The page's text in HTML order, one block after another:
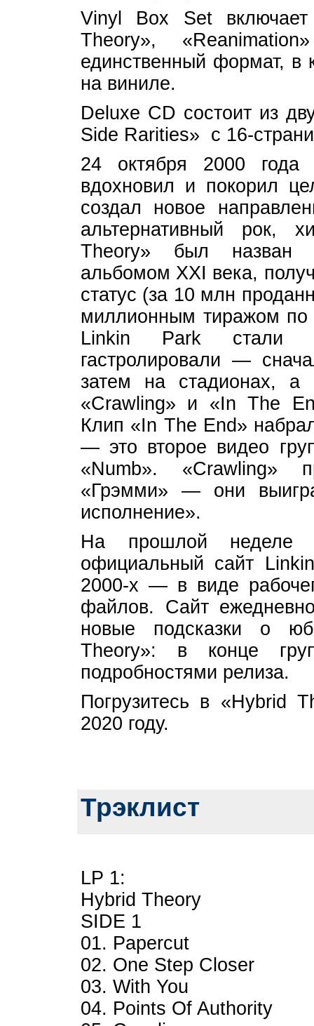
Vinyl Box Set
Theory»,
единственный формат, в
на виниле.
Deluxe CD состоит из
Side Rarities» с 16-
24 октября 2000
вдохновил и покорил
создал новое
альтернативный рок,
Theory» был назван
альбомом XXI века,
статус (за 10 млн
миллионным тиражом
Linkin Park стали
гастролировали —
затем на стадионах,
«Crawling» и «In The
Клип «In The End»
— это второе видео
«Numb». «Crawling»
«Грэмми» — они
исполнение».
На прошлой неделе
официальный сайт
2000-х — в виде
файлов. Сайт
новые подсказки о
Theory»: в конце
подробностями релиза.
Погрузитесь в «Hybrid
2020 году.
Трэклист
LP 1:
Hybrid Theory
SIDE 1
01. Papercut
02. One Step Closer
03. With You
04. Points Of Authority